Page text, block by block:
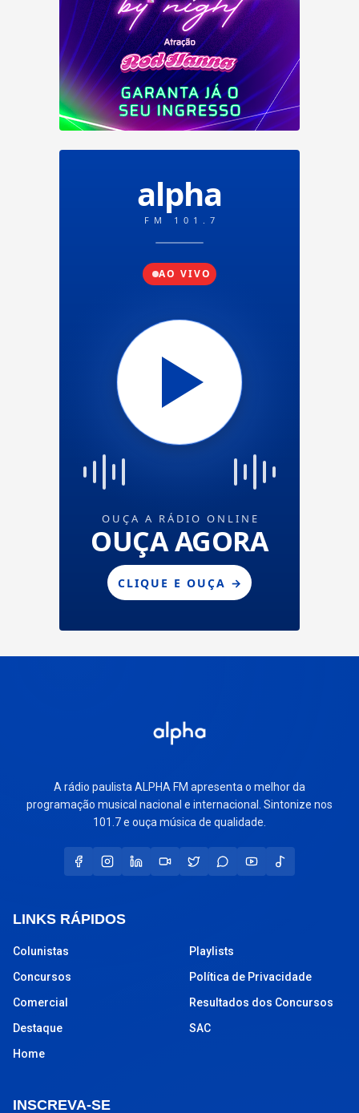
A rádio paulista ALPHA FM apresenta o melhor da
programação musical nacional e internacional. Sintonize nos
101.7 e ouça música de qualidade.
LINKS RÁPIDOS
Colunistas
Concursos
Comercial
Destaque
Home
Playlists
Política de Privacidade
Resultados dos Concursos
SAC
INSCREVA-SE